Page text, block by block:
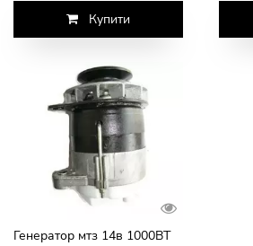
Купити
Генератор мтз 14в 1000ВТ